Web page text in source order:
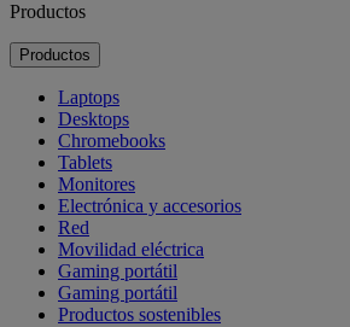
Productos
Productos
Laptops
Desktops
Chromebooks
Tablets
Monitores
Electrónica y accesorios
Red
Movilidad eléctrica
Gaming portátil
Gaming portátil
Productos sostenibles